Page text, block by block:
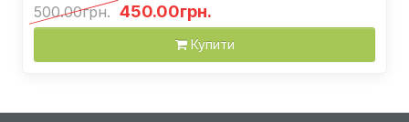
500.00грн. 450.00грн.
Купити